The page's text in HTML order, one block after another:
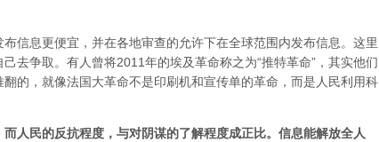
信息更便宜，并在各地审查的允许下在全球范围内发布信息。这里
去争取。有人曾将2011年的埃及革命称之为“推特革命”，其实他们
的，就像法国大革命不是印刷机和宣传单的革命，而是人民利用科
而人民的反抗程度，与对阴谋的了解程度成正比。信息能解放全人